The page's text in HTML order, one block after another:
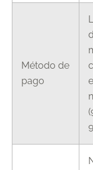
Método de
pago